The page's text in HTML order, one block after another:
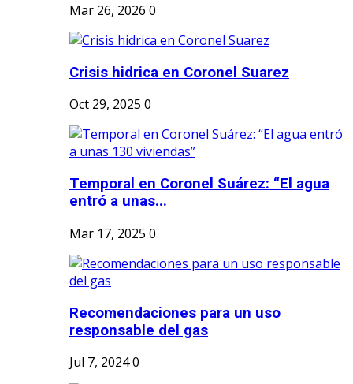
Mar 26, 2026 0
Crisis hidrica en Coronel Suarez
Oct 29, 2025 0
Temporal en Coronel Suárez: “El agua
entró a unas...
Mar 17, 2025 0
Recomendaciones para un uso
responsable del gas
Jul 7, 20240